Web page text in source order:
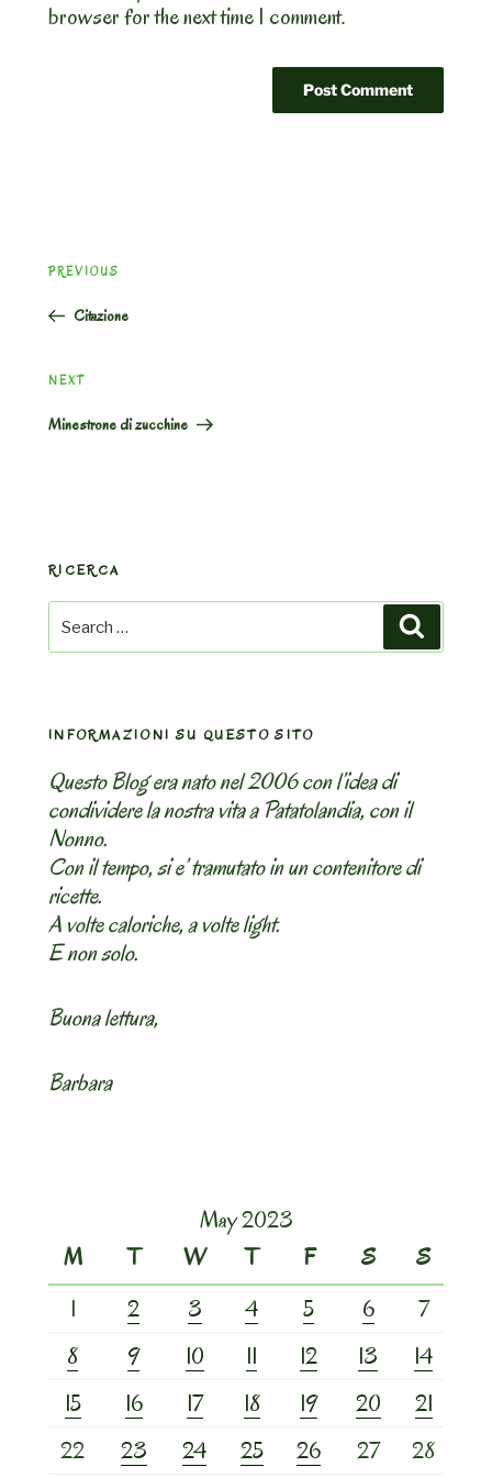
browser for the next time I comment.
navigation
Previous
PREVIOUS
Citazione
Next
NEXT
Minestrone di zucchine
RICERCA
Search
for:
INFORMAZIONI SU QUESTO SITO
Questo Blog era nato nel 2006 con l’idea di
condividere la nostra vita a Patatolandia, con il
Nonno.
Con il tempo, si e’ tramutato in un contenitore di
ricette.
A volte caloriche, a volte light.
E non solo.
Buona lettura,
Barbara
May 2023
M
T W T F S
S
1
2 3 4 5 6
7
8
9 10 11 12 13
14
15
16 17 18 19 20
21
22
23 24 25 26 27
28